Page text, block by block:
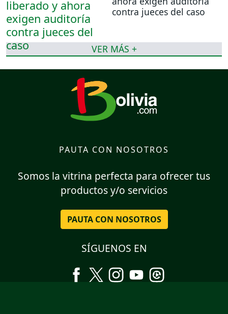
contra jueces del caso
VER MÁS +
PAUTA CON NOSOTROS
Somos la vitrina perfecta para ofrecer tus
productos y/o servicios
PAUTA CON NOSOTROS
SÍGUENOS EN